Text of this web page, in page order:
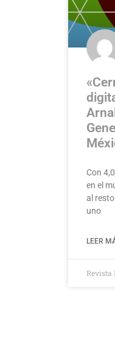
Con
en el
al
uno
LEER
Revista